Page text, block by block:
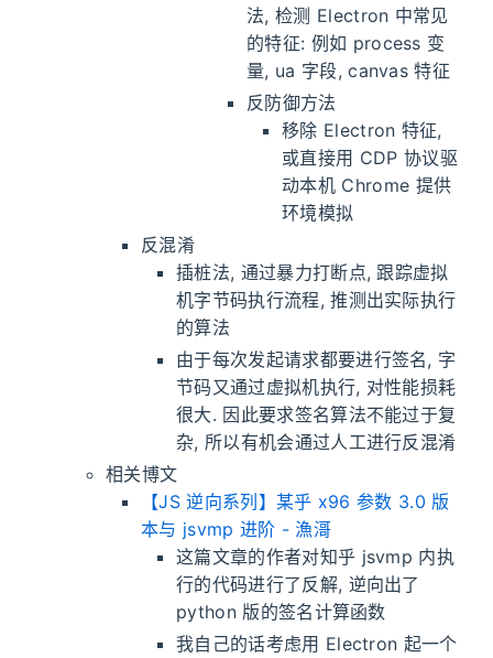
法, 检测 Electron 中常见
的特征: 例如 process 变
量, ua 字段, canvas 特征
反防御方法
移除 Electron 特征,
或直接用 CDP 协议驱
动本机 Chrome 提供
环境模拟
反混淆
插桩法, 通过暴力打断点, 跟踪虚拟
机字节码执行流程, 推测出实际执行
的算法
由于每次发起请求都要进行签名, 字
节码又通过虚拟机执行, 对性能损耗
很大. 因此要求签名算法不能过于复
杂, 所以有机会通过人工进行反混淆
相关博文
【JS 逆向系列】某乎 x96 参数 3.0 版
本与 jsvmp 进阶 - 漁滒
这篇文章的作者对知乎 jsvmp 内执
行的代码进行了反解, 逆向出了
python 版的签名计算函数
我自己的话考虑用 Electron 起一个